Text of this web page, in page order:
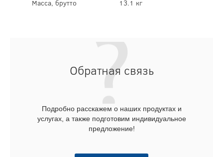
Масса, брутто
13.1 кг
Обратная связь
Подробно расскажем о наших продуктах и
услугах, а также подготовим индивидуальное
предложение!